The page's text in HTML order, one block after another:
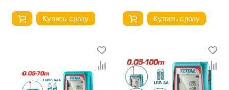
Купить сразу Купить сразу